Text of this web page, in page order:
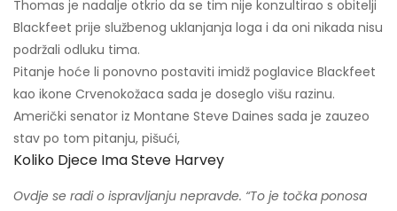
Thomas je nadalje otkrio da se tim nije konzultirao s obitelji
Blackfeet prije službenog uklanjanja loga i da oni nikada nisu
podržali odluku tima.
Pitanje hoće li ponovno postaviti imidž poglavice Blackfeet
kao ikone Crvenokožaca sada je doseglo višu razinu.
Američki senator iz Montane Steve Daines sada je zauzeo
stav po tom pitanju, pišući,
Koliko Djece Ima Steve Harvey
Ovdje se radi o ispravljanju nepravde. “To je točka ponosa